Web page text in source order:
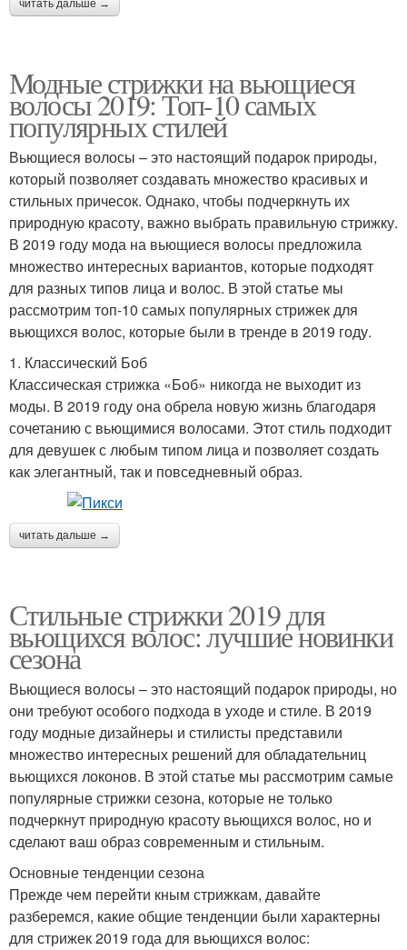
читать дальше →
Модные стрижки на вьющиеся
волосы 2019: Топ-10 самых
популярных стилей
Вьющиеся волосы – это настоящий подарок природы,
который позволяет создавать множество красивых и
стильных причесок. Однако, чтобы подчеркнуть их
природную красоту, важно выбрать правильную стрижку.
В 2019 году мода на вьющиеся волосы предложила
множество интересных вариантов, которые подходят
для разных типов лица и волос. В этой статье мы
рассмотрим топ-10 самых популярных стрижек для
вьющихся волос, которые были в тренде в 2019 году.
1. Классический Боб
Классическая стрижка «Боб» никогда не выходит из
моды. В 2019 году она обрела новую жизнь благодаря
сочетанию с вьющимися волосами. Этот стиль подходит
для девушек с любым типом лица и позволяет создать
как элегантный, так и повседневный образ.
читать дальше →
Стильные стрижки 2019 для
вьющихся волос: лучшие новинки
сезона
Вьющиеся волосы – это настоящий подарок природы, но
они требуют особого подхода в уходе и стиле. В 2019
году модные дизайнеры и стилисты представили
множество интересных решений для обладательниц
вьющихся локонов. В этой статье мы рассмотрим самые
популярные стрижки сезона, которые не только
подчеркнут природную красоту вьющихся волос, но и
сделают ваш образ современным и стильным.
Основные тенденции сезона
Прежде чем перейти кным стрижкам, давайте
разберемся, какие общие тенденции были характерны
для стрижек 2019 года для вьющихся волос: